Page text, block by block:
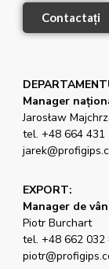
Contactați
Manager
Jarosław
tel. +48 664 431
EXPORT:
Manager de
Piotr Burchart
tel. +48 662 032